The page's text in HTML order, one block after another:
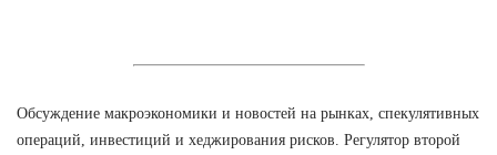
Обсуждение макроэкономики и новостей на рынках, спекулятивных
операций, инвестиций и хеджирования рисков. Регулятор второй